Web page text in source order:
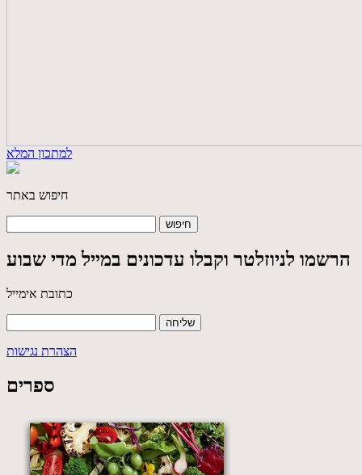
למתכון המלא
חיפוש באתר
הרשמו לניוזלטר וקבלו עדכונים במייל מדי שבוע
כתובת אימייל
הצהרת נגישות
ספרים